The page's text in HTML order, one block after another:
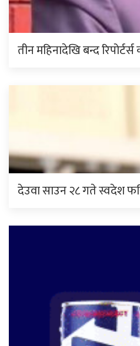
तीन महिनादेखि बन्द
देउवा साउन २८ गते स्वदेश